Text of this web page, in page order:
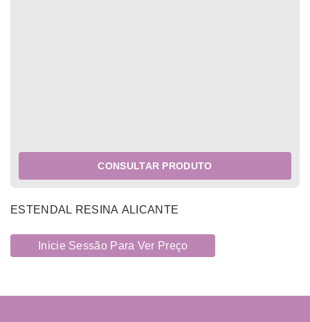
CONSULTAR PRODUTO
ESTENDAL RESINA ALICANTE
Inicie Sessão Para Ver Preço